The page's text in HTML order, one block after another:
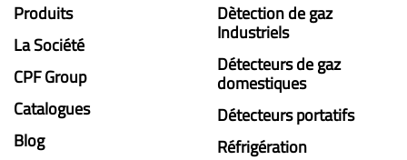
Produits
La Société
CPF Group
Catalogues
Blog
Dètection de gaz
Industriels
Détecteurs de gaz
domestiques
Détecteurs portatifs
Réfrigération